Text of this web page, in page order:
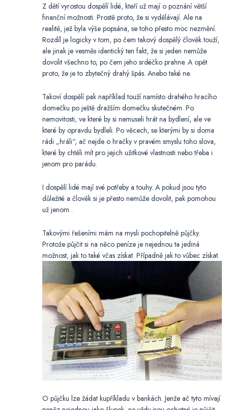
Z dětí vyrostou dospělí lidé, kteří už mají o poznání větší
finanční možnosti. Prostě proto, že si vydělávají. Ale na
realitě, jež byla výše popsána, se toho přesto moc nezmění.
Rozdíl je logicky v tom, po čem takový dospělý člověk touží,
ale jinak je vesměs identický ten fakt, že si jeden nemůže
dovolit všechno to, po čem jeho srdéčko prahne. A opět
proto, že je to zbytečný drahý špás. Anebo také ne.
Takoví dospělí pak například touží namísto drahého hracího
domečku po ještě dražším domečku skutečném. Po
nemovitosti, ve které by si nemuseli hrát na bydlení, ale ve
které by opravdu bydleli. Po věcech, se kterými by si doma
rádi „hráli“, ač nejde o hračky v pravém smyslu toho slova,
které by chtěli mít pro jejich užitkové vlastnosti nebo třeba i
jenom pro parádu.
I dospělí lidé mají své potřeby a touhy. A pokud jsou tyto
důležité a člověk si je přesto nemůže dovolit, pak pomohou
už jenom .
Takovými řešeními mám na mysli pochopitelně půjčky.
Protože půjčit si na něco peníze je nejednou ta jediná
možnost, jak to také včas získat. Případně jak to vůbec získat.
O půjčku lze žádat kupříkladu v bankách. Jenže ač tyto mívají